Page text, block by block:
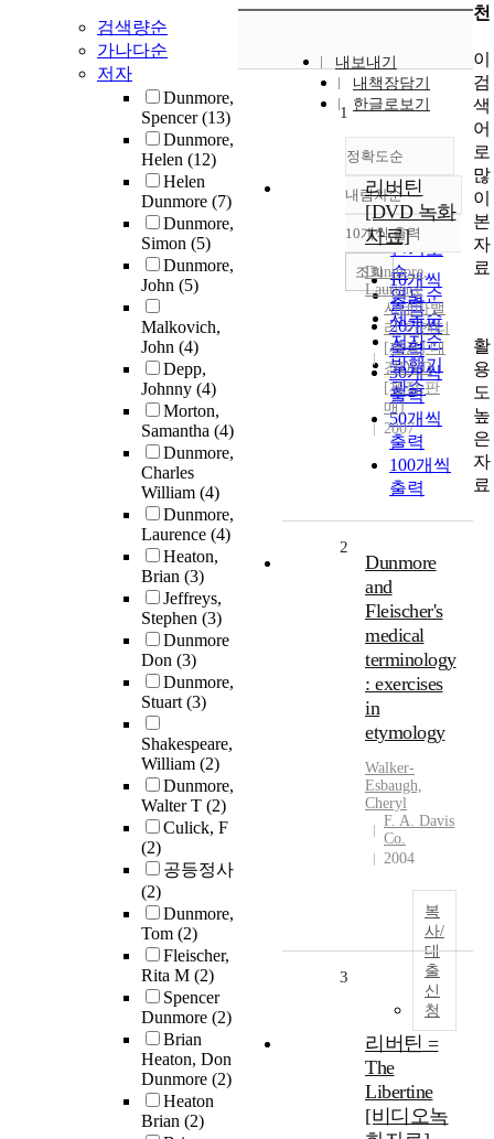
검색량순
가나다순
저자
Dunmore,
Spencer(13)
Dunmore,
Helen (12)
Helen
Dunmore (7)
Dunmore,
Simon (5)
Dunmore,
John (5)
Malkovich,
John (4)
Depp,
Johnny (4)
Morton,
Samantha (4)
Dunmore,
Charles
William (4)
Dunmore,
Laurence (4)
Heaton,
Brian (3)
Jeffreys,
Stephen (3)
Dunmore
Don (3)
Dunmore,
Stuart(3)
Shakespeare,
William (2)
Dunmore,
Walter T (2)
Culick, F
(2)
공등정사
(2)
Dunmore,
Tom (2)
Fleischer,
Rita M (2)
Spencer
Dunmore (2)
Brian
Heaton, Don
Dunmore (2)
Heaton
Brian (2)
내보내기
내책장담기
한글로보기
정확도순
정확도
순
인기도
순
연도순
제목순
저자순
발행기
관순
내림차순
내림차순
10개씩 출력
10개씩
출력
20개씩
출력
30개씩
출력
50개씩
출력
100개씩
출력
조회
1
리버틴
[DVD 녹화
자료]
Dunmore,
Laurence
시네마밸
리 이엔티
[제공] 대
경DVD
[제작,판
매]
2007
2
Dunmore
and
Fleischer's
medical
terminology
: exercises
in
etymology
Walker-
Esbaugh,
Cheryl
F. A. Davis
Co.
2004
복
사/
대
출
신
청
3
리버틴 =
The
Libertine
[비디오녹
천
이
검
색
어
로
많
이
본
자
료
활
용
도
높
은
자
료